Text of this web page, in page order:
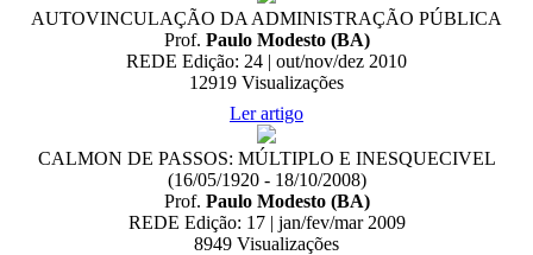
AUTOVINCULAÇÃO DA ADMINISTRAÇÃO PÚBLICA
Prof. Paulo Modesto (BA)
REDE Edição: 24 | out/nov/dez 2010
12919 Visualizações
Ler artigo
CALMON DE PASSOS: MÚLTIPLO E INESQUECIVEL
(16/05/1920 - 18/10/2008)
Prof. Paulo Modesto (BA)
REDE Edição: 17 | jan/fev/mar 2009
8949 Visualizações